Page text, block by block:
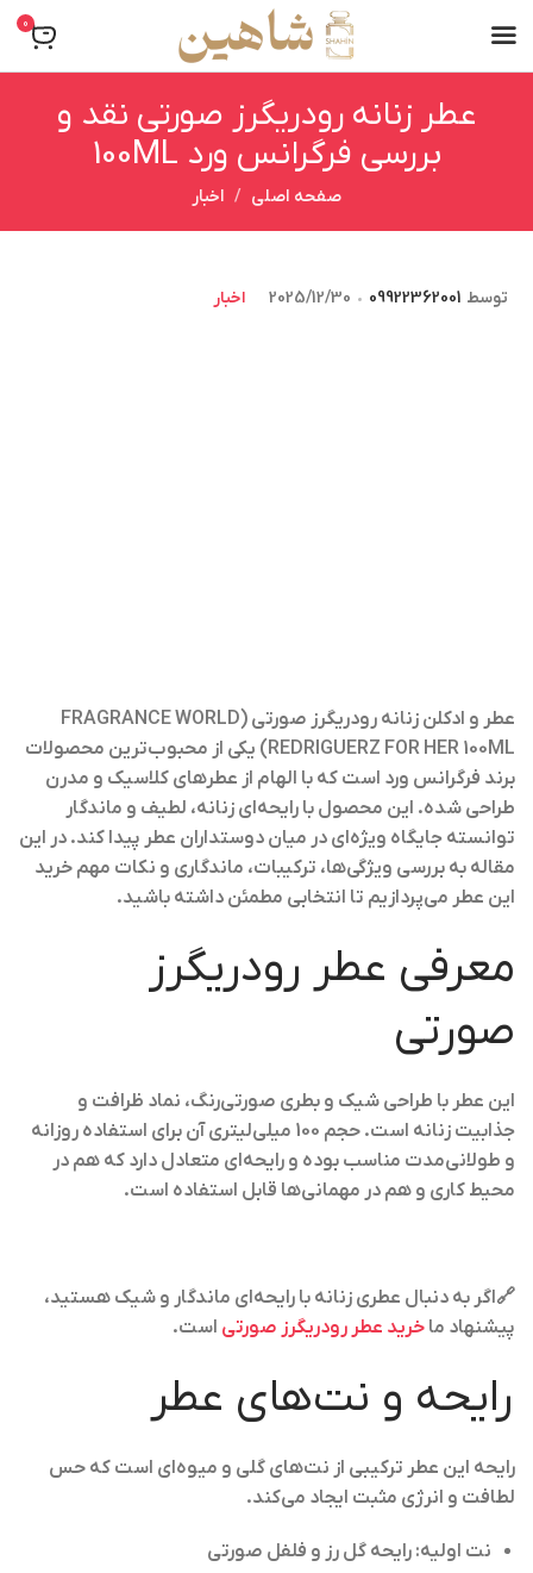
0
عطر زنانه رودریگرز صورتی نقد و
بررسی فرگرانس ورد 100ML
صفحه اصلی اخبار
توسط 09922362001
2025/12/30 اخبار
عطر و ادکلن زنانه رودریگرز صورتی (FRAGRANCE WORLD
REDRIGUERZ FOR HER 100ML) یکی از محبوب‌ترین محصولات
برند فرگرانس ورد است که با الهام از عطرهای کلاسیک و مدرن
طراحی شده. این محصول با رایحه‌ای زنانه، لطیف و ماندگار
توانسته جایگاه ویژه‌ای در میان دوستداران عطر پیدا کند. در این
مقاله به بررسی ویژگی‌ها، ترکیبات، ماندگاری و نکات مهم خرید
این عطر می‌پردازیم تا انتخابی مطمئن داشته باشید.
معرفی عطر رودریگرز
صورتی
این عطر با طراحی شیک و بطری صورتی‌رنگ، نماد ظرافت و
جذابیت زنانه است. حجم 100 میلی‌لیتری آن برای استفاده روزانه
و طولانی‌مدت مناسب بوده و رایحه‌ای متعادل دارد که هم در
محیط کاری و هم در مهمانی‌ها قابل استفاده است.
🔗اگر به دنبال عطری زنانه با رایحه‌ای ماندگار و شیک هستید،
پیشنهاد ما خرید عطر رودریگرز صورتی است.
رایحه و نت‌های عطر
رایحه این عطر ترکیبی از نت‌های گلی و میوه‌ای است که حس
لطافت و انرژی مثبت ایجاد می‌کند.
نت اولیه: رایحه گل رز و فلفل صورتی